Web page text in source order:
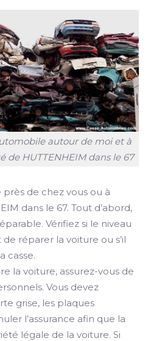
autour de moi et à
de HUTTENHEIM dans le 67
de chez vous ou à
dans le 67. Tout d’abord,
Vérifiez si le niveau
réparer la voiture ou s’il
casse.
la voiture, assurez-vous de
Vous devez
grise, les plaques
l’assurance afin que la
légale de la voiture. Si